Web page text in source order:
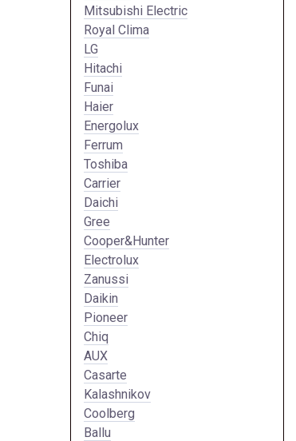
Mitsubishi Electric
Royal Clima
LG
Hitachi
Funai
Haier
Energolux
Ferrum
Toshiba
Carrier
Daichi
Gree
Cooper&Hunter
Electrolux
Zanussi
Daikin
Pioneer
Chiq
AUX
Casarte
Kalashnikov
Coolberg
Ballu